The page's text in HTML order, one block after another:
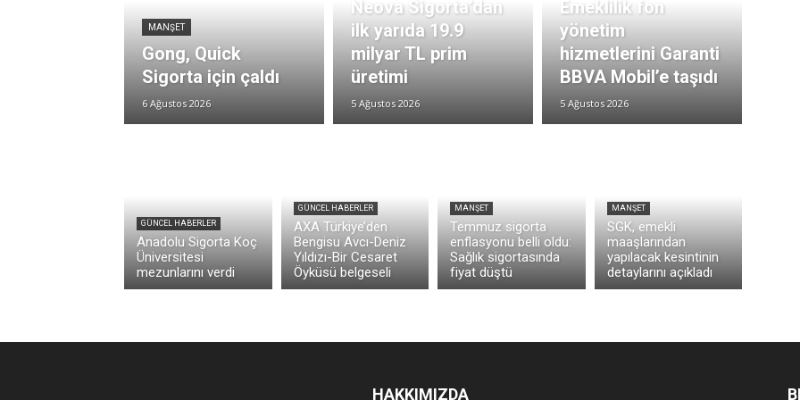
MANŞET
Gong, Quick
Sigorta için çaldı
6 Ağustos 2026
Neova Sigorta’dan
ilk yarıda 19.9
milyar TL prim
üretimi
5 Ağustos 2026
Emeklilik fon
yönetim
hizmetlerini Garanti
BBVA Mobil’e taşıdı
5 Ağustos 2026
GÜNCEL HABERLER
Anadolu Sigorta Koç
Üniversitesi
mezunlarını verdi
GÜNCEL HABERLER
AXA Türkiye’den
Bengisu Avcı-Deniz
Yıldızı-Bir Cesaret
Öyküsü belgeseli
MANŞET
Temmuz sigorta
enflasyonu belli oldu:
Sağlık sigortasında
fiyat düştü
MANŞET
SGK, emekli
maaşlarından
yapılacak kesintinin
detaylarını açıkladı
HAKKIMIZDA